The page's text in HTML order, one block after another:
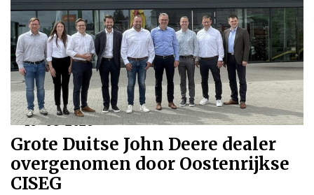
10-08-2026
Grote Duitse John Deere dealer
overgenomen door Oostenrijkse
CISEG